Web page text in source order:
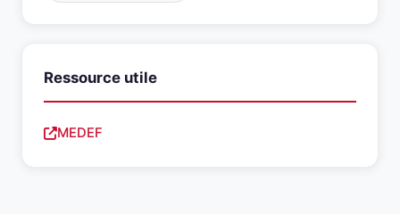
Ressource utile
MEDEF